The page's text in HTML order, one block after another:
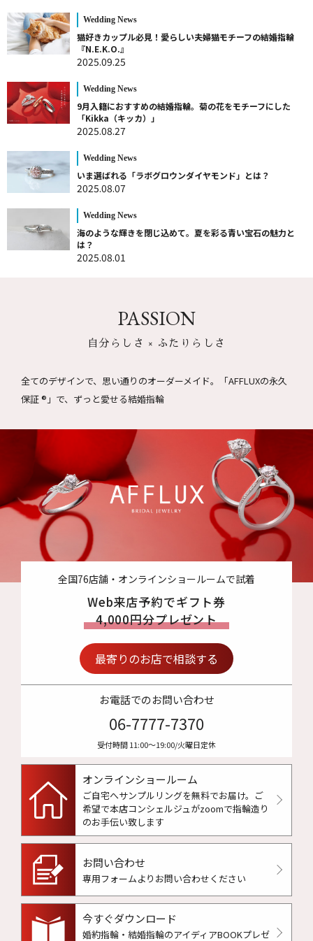
Wedding News
猫好きカップル必見！愛らしい夫婦猫モチーフの結婚指輪
『N.E.K.O.』
2025.09.25
Wedding News
9月入籍におすすめの結婚指輪。菊の花をモチーフにした
「Kikka（キッカ）」
2025.08.27
Wedding News
いま選ばれる「ラボグロウンダイヤモンド」とは？
2025.08.07
Wedding News
海のような輝きを閉じ込めて。夏を彩る青い宝石の魅力と
は？
2025.08.01
PASSION
自分らしさ × ふたりらしさ
全てのデザインで、思い通りのオーダーメイド。
「AFFLUXの永久
保証 ®」で、ずっと愛せる結婚指輪
全国76店舗・オンラインショールームで試着
Web来店予約でギフト券
4,000円分プレゼント
最寄りのお店で相談する
お電話でのお問い合わせ
06-7777-7370
受付時間 11:00〜19:00/火曜日定休
オンラインショールーム
ご自宅へサンプルリングを無料でお届け。 ご
希望で本店コンシェルジュがzoomで指輪造り
のお手伝い致します
お問い合わせ
専用フォームよりお問い合わせください
今すぐダウンロード
婚約指輪・結婚指輪のアイディアBOOKプレゼ